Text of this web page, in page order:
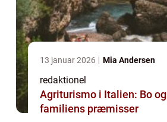
13 januar 2026 Mia Andersen
redaktionel
Agriturismo i Italien: Bo
familiens præmisser